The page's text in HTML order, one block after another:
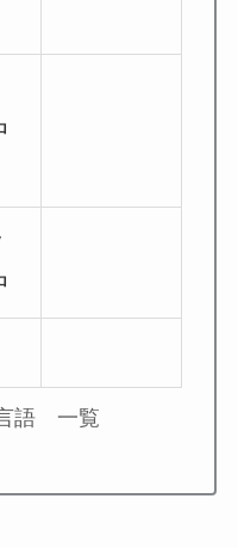
語 一覧